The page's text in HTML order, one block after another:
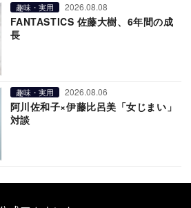
趣味・実用 2026.08.08
FANTASTICS 佐藤大樹、6年間の成
長
趣味・実用 2026.08.06
阿川佐和子×伊藤比呂美「女じまい」
対談